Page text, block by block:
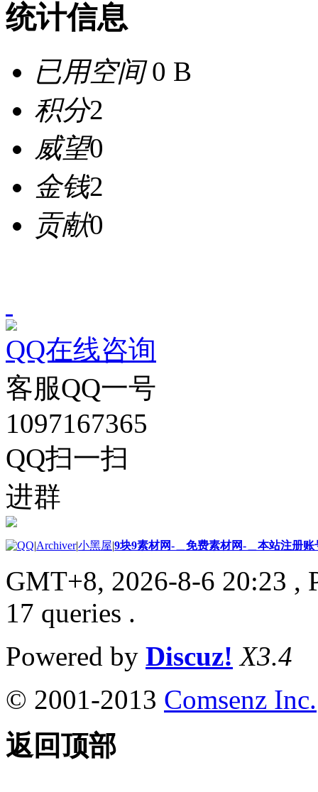
统计信息
已用空间0 B
积分2
威望0
金钱2
贡献0
QQ在线咨询
客服QQ一号
1097167365
QQ扫一扫
进群
|Archiver|小黑屋|9块9素材网-＿免费素材网-＿本站注册账
GMT+8, 2026-8-6 20:23 ,
17 queries .
Powered by Discuz! X3.4
© 2001-2013 Comsenz Inc.
返回顶部